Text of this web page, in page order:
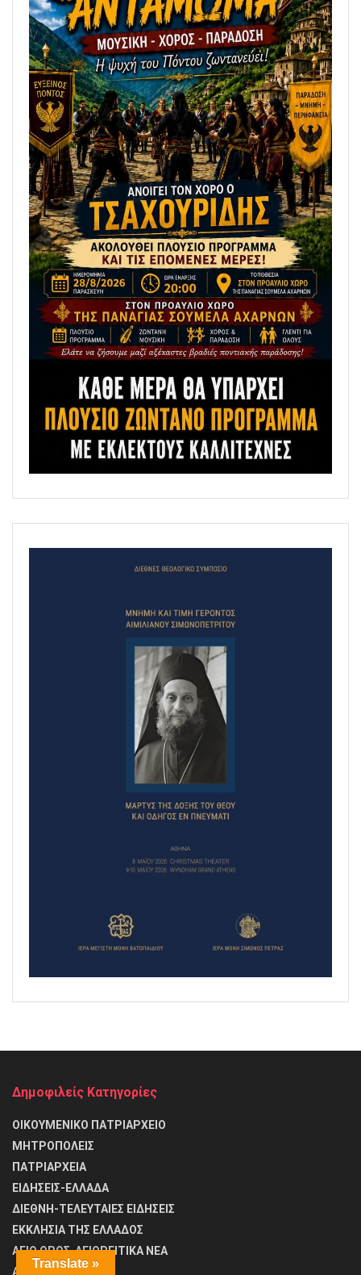
Δημοφιλείς Κατηγορίες
ΟΙΚΟΥΜΕΝΙΚΟ ΠΑΤΡΙΑΡΧΕΙΟ
ΜΗΤΡΟΠΟΛΕΙΣ
ΠΑΤΡΙΑΡΧΕΙΑ
ΕΙΔΗΣΕΙΣ-ΕΛΛΑΔΑ
ΔΙΕΘΝΗ-ΤΕΛΕΥΤΑΙΕΣ ΕΙΔΗΣΕΙΣ
ΕΚΚΛΗΣΙΑ ΤΗΣ ΕΛΛΑΔΟΣ
ΑΓΙΟ ΟΡΟΣ-ΑΓΙΟΡΕΙΤΙΚΑ ΝΕΑ
ΑΓΙΟ ΟΡΟΣ
Translate »